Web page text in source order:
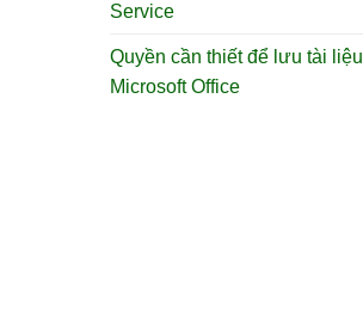
Service
Quyền cần thiết để lưu tài liệu
Microsoft Office